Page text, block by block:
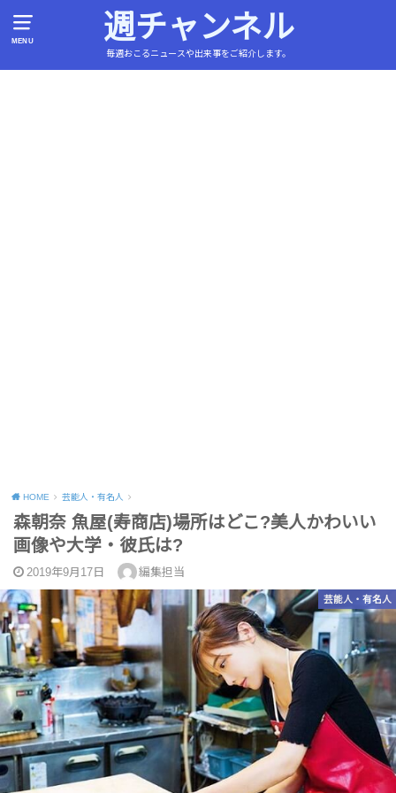
MENU 週チャンネル
毎週おこるニュースや出来事をご紹介します。
HOME 芸能人・有名人
森朝奈 魚屋(寿商店)場所はどこ?美人かわいい
画像や大学・彼氏は?
2019年9月17日 編集担当
芸能人・有名人